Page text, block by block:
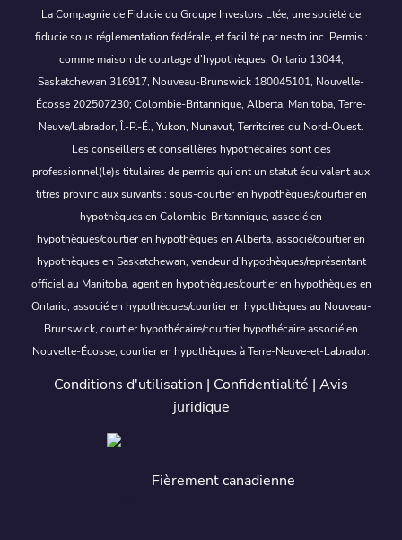
La Compagnie de Fiducie du Groupe Investors Ltée, une société de
fiducie sous réglementation fédérale, et facilité par nesto inc. Permis :
comme maison de courtage d’hypothèques, Ontario 13044,
Saskatchewan 316917, Nouveau-Brunswick 180045101, Nouvelle-
Écosse 202507230; Colombie-Britannique, Alberta, Manitoba, Terre-
Neuve/Labrador, Î.-P.-É., Yukon, Nunavut, Territoires du Nord-Ouest.
Les conseillers et conseillères hypothécaires sont des
professionnel(le)s titulaires de permis qui ont un statut équivalent aux
titres provinciaux suivants : sous-courtier en hypothèques/courtier en
hypothèques en Colombie-Britannique, associé en
hypothèques/courtier en hypothèques en Alberta, associé/courtier en
hypothèques en Saskatchewan, vendeur d’hypothèques/représentant
officiel au Manitoba, agent en hypothèques/courtier en hypothèques en
Ontario, associé en hypothèques/courtier en hypothèques au Nouveau-
Brunswick, courtier hypothécaire/courtier hypothécaire associé en
Nouvelle-Écosse, courtier en hypothèques à Terre-Neuve-et-Labrador.
Conditions d'utilisation | Confidentialité | Avis
juridique
Fièrement canadienne